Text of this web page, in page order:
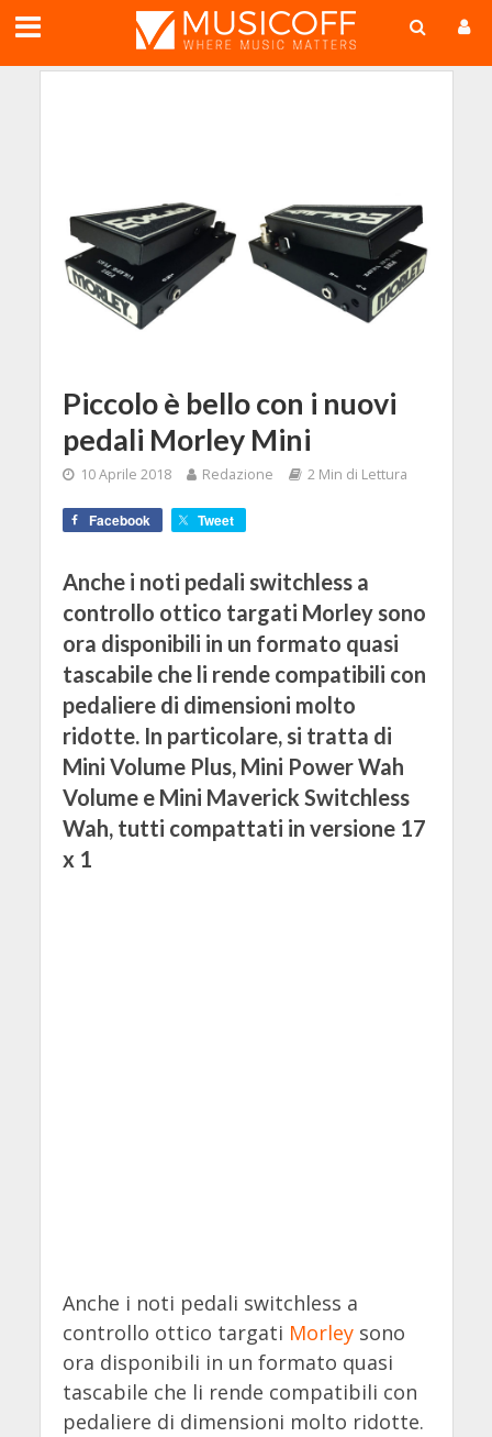
Piccolo è bello con i nuovi
pedali Morley Mini
10 Aprile 2018 Redazione 2 Min di Lettura
Facebook Tweet
Anche i noti pedali switchless a
controllo ottico targati Morley sono
ora disponibili in un formato quasi
tascabile che li rende compatibili con
pedaliere di dimensioni molto
ridotte. In particolare, si tratta di
Mini Volume Plus, Mini Power Wah
Volume e Mini Maverick Switchless
Wah, tutti compattati in versione 17
x 1
Anche i noti pedali switchless a
controllo ottico targati Morleysono
ora disponibili in un formato quasi
tascabile che li rende compatibili con
pedaliere di dimensioni molto ridotte.